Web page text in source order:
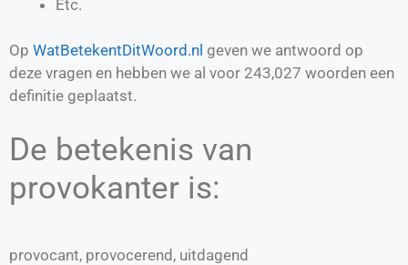
Etc.
Op WatBetekentDitWoord.nl geven we antwoord op
deze vragen en hebben we al voor 243,027 woorden een
definitie geplaatst.
De betekenis van
provokanter is:
provocant, provocerend, uitdagend